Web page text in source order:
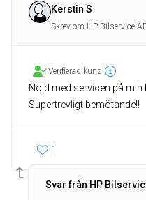
Kerstin S
Skrev om HP Bilservice
Verifierad kund
Nöjd med servicen på min
Supertrevligt bemötande!!
1
Svar från HP